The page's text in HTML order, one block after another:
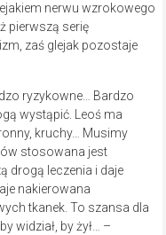
nerwu wzrokowego
pierwszą serię
zaś glejak pozostaje
ryzykowne… Bardzo
wystąpić. Leoś ma
kruchy… Musimy
stosowana jest
drogą leczenia i daje
nakierowana
tkanek. To szansa dla
widział, by żył… –